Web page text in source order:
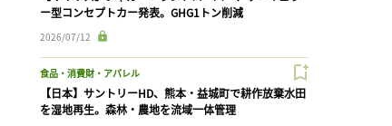
ー型コンセプトカー発表。GHG1トン削減
2026/07/12
食品・消費財・アパレル
【日本】サントリーHD、熊本・益城町で耕作放棄水田
を湿地再生。森林・農地を流域一体管理